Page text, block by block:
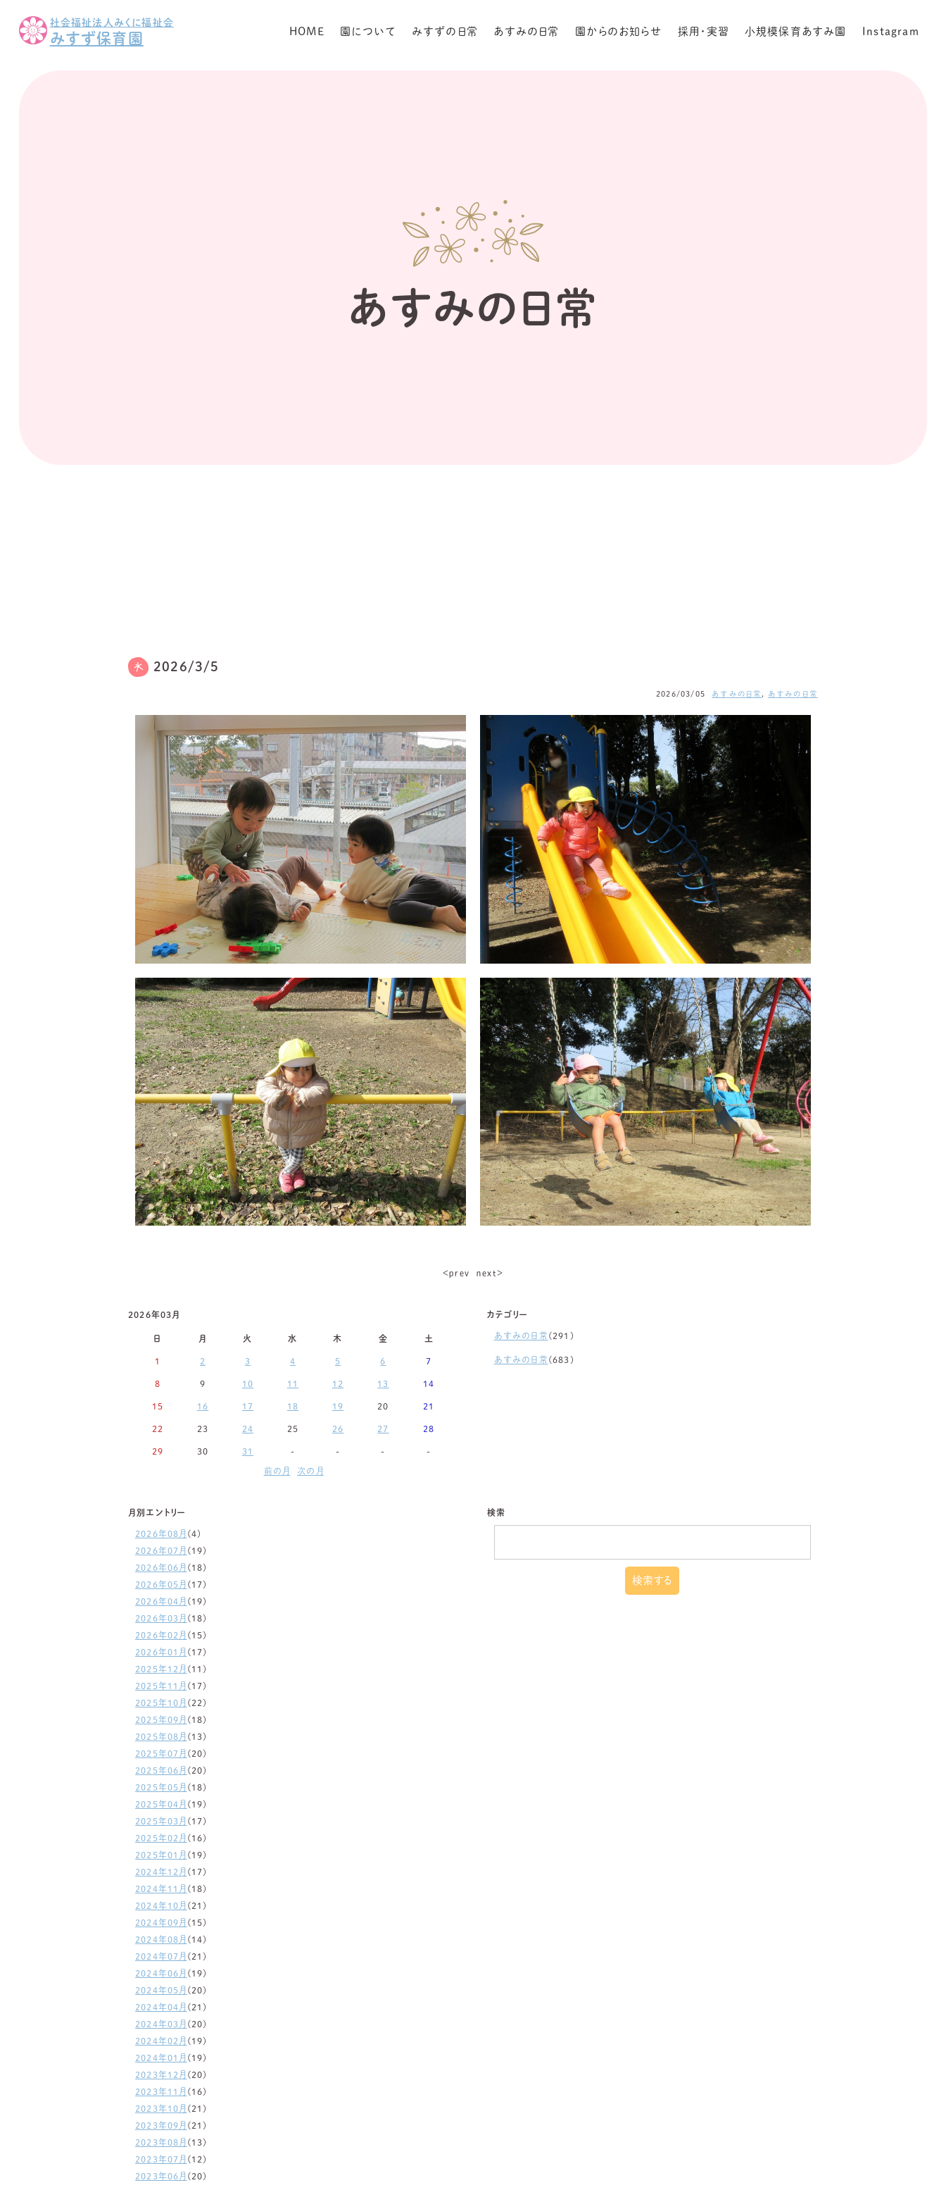
社会福祉法人みくに福祉会
みすず保育園 HOME 園について みすずの日常 あすみの日常 園からのお知らせ 採用・実習 小規模保育あすみ園 Instagram
あすみの日常
2026/3/5
2026/03/05 あすみの日常 , あすみの日常
＜ｐｒｅｖ ｎｅｘｔ＞
2026年03月
日 月 火 水 木 金 土
1 2 3 4 5 6 7
8 9 10 11 12 13 14
15 16 17 18 19 20 21
22 23 24 25 26 27 28
29 30 31 - - - -
前の月 次の月
カテゴリー
あすみの日常 (291)
あすみの日常 (683)
月別エントリー
2026年08月 (4)
2026年07月 (19)
2026年06月 (18)
2026年05月 (17)
2026年04月 (19)
2026年03月 (18)
2026年02月 (15)
2026年01月 (17)
2025年12月 (11)
2025年11月 (17)
2025年10月 (22)
2025年09月 (18)
2025年08月 (13)
2025年07月 (20)
2025年06月 (20)
2025年05月 (18)
2025年04月 (19)
2025年03月 (17)
2025年02月 (16)
2025年01月 (19)
2024年12月 (17)
2024年11月 (18)
2024年10月 (21)
2024年09月 (15)
2024年08月 (14)
2024年07月 (21)
2024年06月 (19)
2024年05月 (20)
2024年04月 (21)
2024年03月 (20)
2024年02月 (19)
2024年01月 (19)
2023年12月 (20)
2023年11月 (16)
2023年10月 (21)
2023年09月 (21)
2023年08月 (13)
2023年07月 (12)
2023年06月 (20)
検索